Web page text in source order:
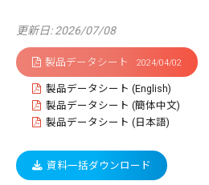
更新日: 2026/07/08
製品データシート 2024/04/02
製品データシート (English)
製品データシート (簡体中文)
製品データシート (日本語)
資料一括ダウンロード